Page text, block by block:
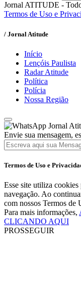
Jornal ATITUDE -
Termos de Uso e
/ Jornal Atitude
Início
Lençóis Paulista
Radar Atitude
Política
Polícia
Nossa Região
Jornal
Envie sua mensagem,
Termos de Uso e
Esse site utiliza
navegação. Ao
com nossos Termos de
Para mais informações,
CLICANDO AQUI
PROSSEGUIR